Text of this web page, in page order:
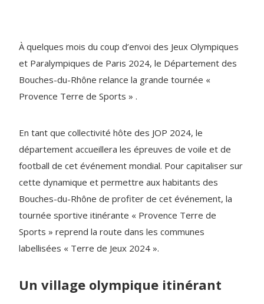
À quelques mois du coup d’envoi des Jeux Olympiques
et Paralympiques de Paris 2024, le Département des
Bouches-du-Rhône relance la grande tournée «
Provence Terre de Sports » .
En tant que collectivité hôte des JOP 2024, le
département accueillera les épreuves de voile et de
football de cet événement mondial. Pour capitaliser sur
cette dynamique et permettre aux habitants des
Bouches-du-Rhône de profiter de cet événement, la
tournée sportive itinérante « Provence Terre de
Sports » reprend la route dans les communes
labellisées « Terre de Jeux 2024 ».
Un village olympique itinérant